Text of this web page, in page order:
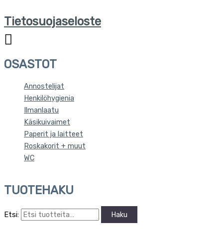
Tietosuojaseloste
OSASTOT
Annostelijat
Henkilöhygienia
Ilmanlaatu
Käsikuivaimet
Paperit ja laitteet
Roskakorit + muut
WC
TUOTEHAKU
Etsi: Haku